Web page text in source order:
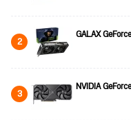
2 GALAX
3 NVIDIA